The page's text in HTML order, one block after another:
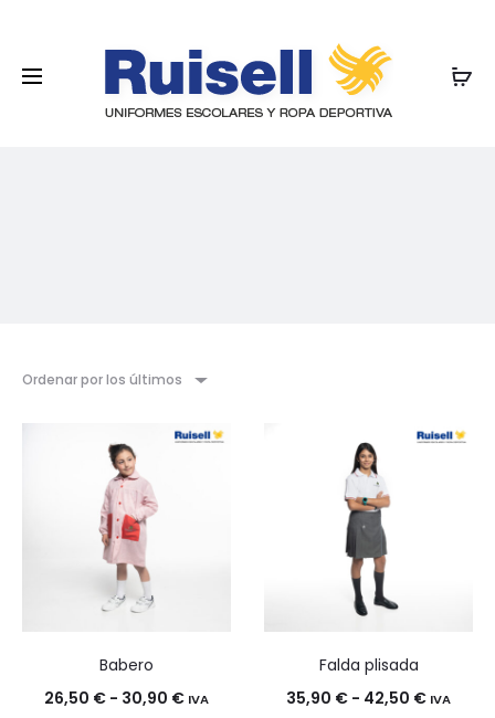
Ordenar por los últimos
Babero
26,50 € - 30,90 €Rango
IVA
Falda plisada
35,90 € - 42,50 €Rango
IVA